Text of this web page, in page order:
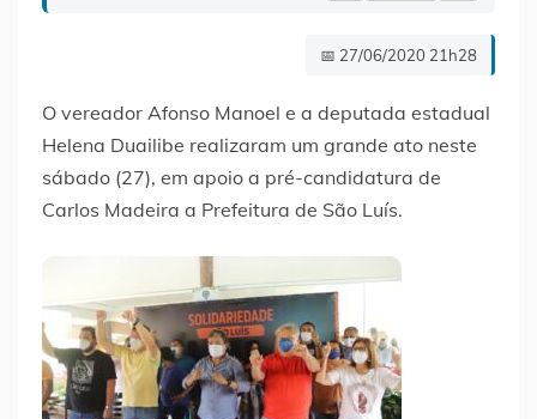
📅 27/06/2020 21h28
O vereador Afonso Manoel e a deputada estadual
Helena Duailibe realizaram um grande ato neste
sábado (27), em apoio a pré-candidatura de
Carlos Madeira a Prefeitura de São Luís.